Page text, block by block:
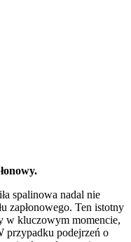
spalinowa nadal nie
zapłonowego. Ten istotny
w kluczowym momencie,
przypadku podejrzeń o